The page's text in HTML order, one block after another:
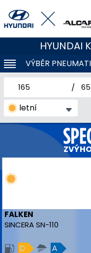
HYUNDAI
KLOUBOVÁ NAVIGACE
VÝBĚR
letní
jmenovitá šířka
FALKEN
SINCERA SN-110
D A